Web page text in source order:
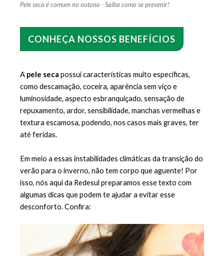
Pele seca é comum no outono - Saiba como se prevenir!
CONHEÇA NOSSOS BENEFÍCIOS
A pele seca possui características muito específicas,
como descamação, coceira, aparência sem viço e
luminosidade, aspecto esbranquiçado, sensação de
repuxamento, ardor, sensibilidade, manchas vermelhas e
textura escamosa, podendo, nos casos mais graves, ter
até feridas.
Em meio a essas instabilidades climáticas da transição do
verão para o inverno, não tem corpo que aguente! Por
isso, nós aqui da Redesul preparamos esse texto com
algumas dicas que podem te ajudar a evitar esse
desconforto. Confira: